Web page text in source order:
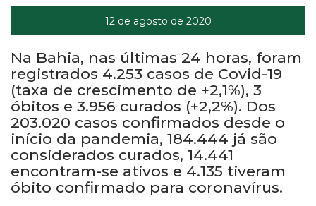
12 de agosto de 2020
Na Bahia, nas últimas 24 horas, foram
registrados 4.253 casos de Covid-19
(taxa de crescimento de +2,1%), 3
óbitos e 3.956 curados (+2,2%). Dos
203.020 casos confirmados desde o
início da pandemia, 184.444 já são
considerados curados, 14.441
encontram-se ativos e 4.135 tiveram
óbito confirmado para coronavírus.